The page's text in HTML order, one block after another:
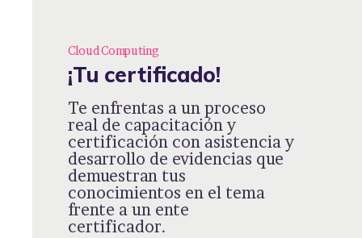
Cloud Computing
¡Tu certificado!
Te enfrentas a un proceso
real de capacitación y
certificación con asistencia y
desarrollo de evidencias que
demuestran tus
conocimientos en el tema
frente a un ente
certificador.